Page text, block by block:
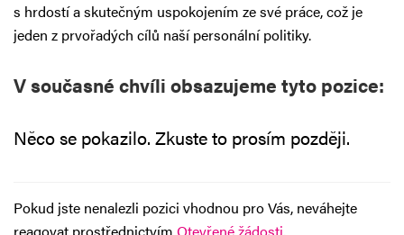
s hrdostí a skutečným uspokojením ze své práce, což je
jeden z prvořadých cílů naší personální politiky.
V současné chvíli obsazujeme tyto pozice:
Něco se pokazilo. Zkuste to prosím později.
Pokud jste nenalezli pozici vhodnou pro Vás, neváhejte